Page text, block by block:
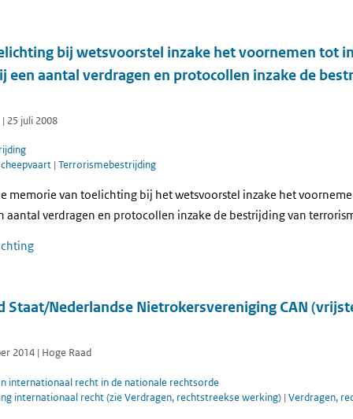
bij wetsvoorstel inzake het voornemen tot
een aantal verdragen en protocollen inzake de
25 juli 2008
| Terrorismebestrijding
memorie van toelichting bij het wetsvoorstel inzake het
aantal verdragen en protocollen inzake de bestrijding van
Staat/Nederlandse Nietrokersvereniging CAN
2014 | Hoge Raad
internationaal recht in de nationale rechtsorde
internationaal recht (zie Verdragen, rechtstreekse werking) | Verdragen,